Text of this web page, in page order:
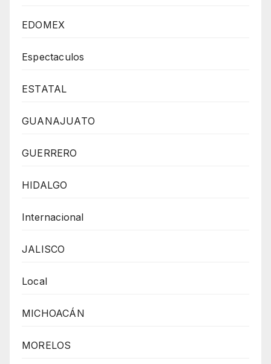
EDOMEX
Espectaculos
ESTATAL
GUANAJUATO
GUERRERO
HIDALGO
Internacional
JALISCO
Local
MICHOACÁN
MORELOS